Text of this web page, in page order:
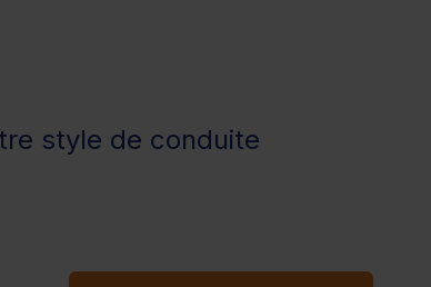
style de conduite